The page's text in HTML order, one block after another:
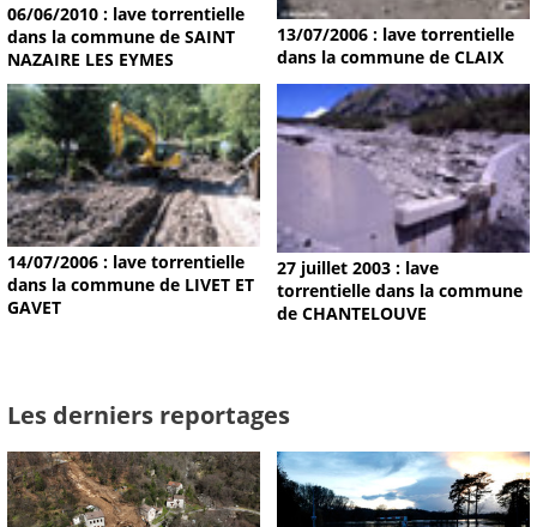
06/06/2010 : lave torrentielle
dans la commune de SAINT
NAZAIRE LES EYMES
13/07/2006 : lave torrentielle
dans la commune de CLAIX
14/07/2006 : lave torrentielle
dans la commune de LIVET ET
GAVET
27 juillet 2003 : lave
torrentielle dans la commune
de CHANTELOUVE
Les derniers reportages